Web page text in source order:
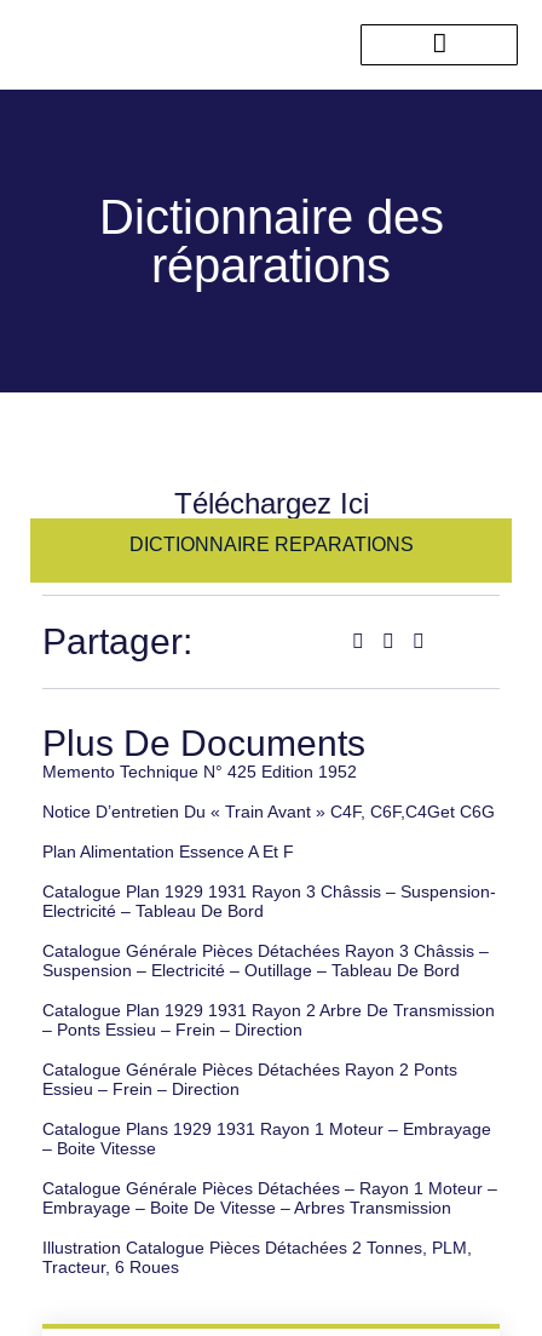
Dictionnaire des
réparations
Téléchargez Ici
DICTIONNAIRE REPARATIONS
Partager:
Plus De Documents
Memento Technique N° 425 Edition 1952
Notice D’entretien Du « Train Avant » C4F, C6F,C4Get C6G
Plan Alimentation Essence A Et F
Catalogue Plan 1929 1931 Rayon 3 Châssis – Suspension-
Electricité – Tableau De Bord
Catalogue Générale Pièces Détachées Rayon 3 Châssis –
Suspension – Electricité – Outillage – Tableau De Bord
Catalogue Plan 1929 1931 Rayon 2 Arbre De Transmission
– Ponts Essieu – Frein – Direction
Catalogue Générale Pièces Détachées Rayon 2 Ponts
Essieu – Frein – Direction
Catalogue Plans 1929 1931 Rayon 1 Moteur – Embrayage
– Boite Vitesse
Catalogue Générale Pièces Détachées – Rayon 1 Moteur –
Embrayage – Boite De Vitesse – Arbres Transmission
Illustration Catalogue Pièces Détachées 2 Tonnes, PLM,
Tracteur, 6 Roues